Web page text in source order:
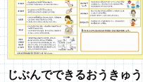
じぶんでできるおうきゅう